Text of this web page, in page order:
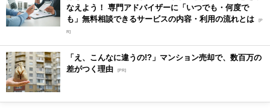
なえよう！ 専門アドバイザーに「いつでも・何度で
も」無料相談できるサービスの内容・利用の流れとは [P
R]
「え、こんなに違うの!?」マンション売却で、数百万の
差がつく理由 [PR]